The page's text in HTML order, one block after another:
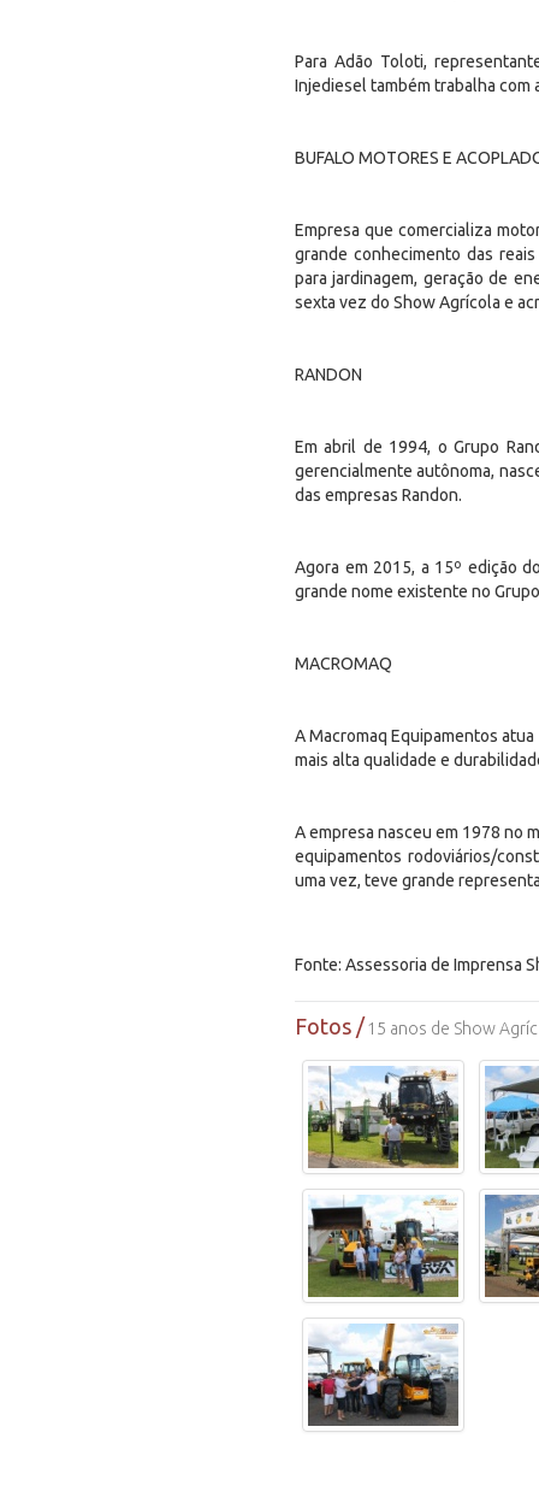
Para Adão Toloti,
Injediesel também trabalha com
BUFALO MOTORES E
Empresa que comercializa
grande conhecimento das
para jardinagem, geração de
sexta vez do Show Agrícola e
RANDON
Em abril de 1994, o Grupo
gerencialmente autônoma,
das empresas Randon.
Agora em 2015, a 15º edição
grande nome existente no
MACROMAQ
A Macromaq Equipamentos
mais alta qualidade e
A empresa nasceu em 1978 no
equipamentos rodoviários/
uma vez, teve grande
Fonte: Assessoria de Imprensa
Fotos /15 anos de Show